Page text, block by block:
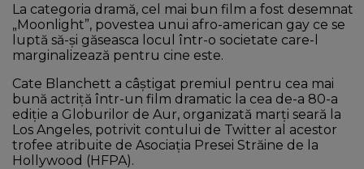
La categoria dramă, cel mai bun film a fost desemnat
„Moonlight”, povestea unui afro-american gay ce se
luptă să-și găseasca locul într-o societate care-l
marginalizează pentru cine este.
Cate Blanchett a câştigat premiul pentru cea mai
bună actriţă într-un film dramatic la cea de-a 80-a
ediţie a Globurilor de Aur, organizată marţi seară la
Los Angeles, potrivit contului de Twitter al acestor
trofee atribuite de Asociaţia Presei Străine de la
Hollywood (HFPA).